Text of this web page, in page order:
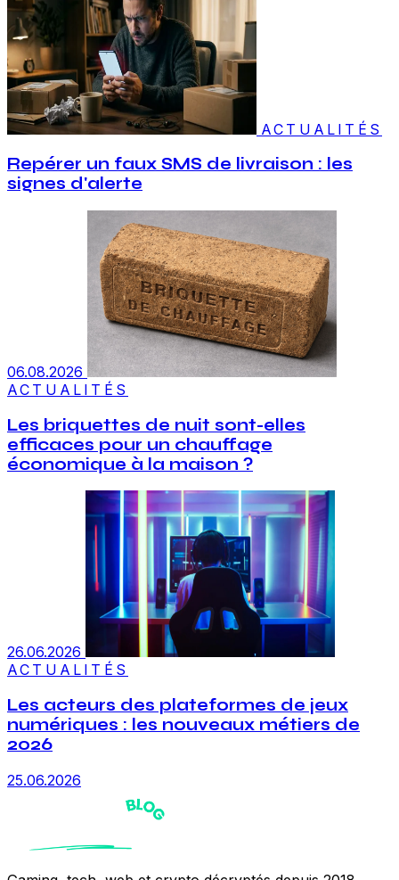
ACTUALITÉS
Repérer un faux SMS de livraison : les
signes d'alerte
06.08.2026
ACTUALITÉS
Les briquettes de nuit sont-elles
efficaces pour un chauffage
économique à la maison ?
26.06.2026
ACTUALITÉS
Les acteurs des plateformes de jeux
numériques : les nouveaux métiers de
2026
25.06.2026